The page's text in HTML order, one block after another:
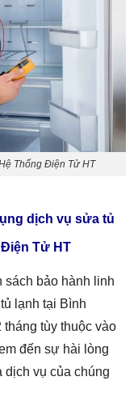
Thống Điện Tử HT
dịch vụ sửa tủ
Tử HT
bảo hành linh
lạnh tại Bình
tùy thuộc vào
đến sự hài lòng
dịch vụ của chúng